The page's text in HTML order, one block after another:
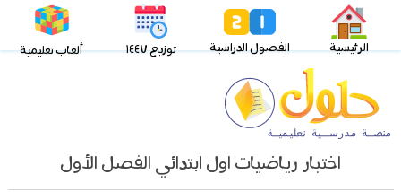
الرئيسية الفصول الدراسية توزيع ١٤٤٧ ألعاب تعليمية
اختبار رياضيات اول ابتدائي الفصل الأول